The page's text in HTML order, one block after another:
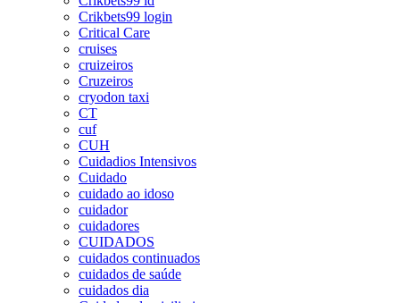
Crikbets99 login
Critical Care
cruises
cruizeiros
Cruzeiros
cryodon taxi
CT
cuf
CUH
Cuidadios Intensivos
Cuidado
cuidado ao idoso
cuidador
cuidadores
CUIDADOS
cuidados continuados
cuidados de saúde
cuidados dia